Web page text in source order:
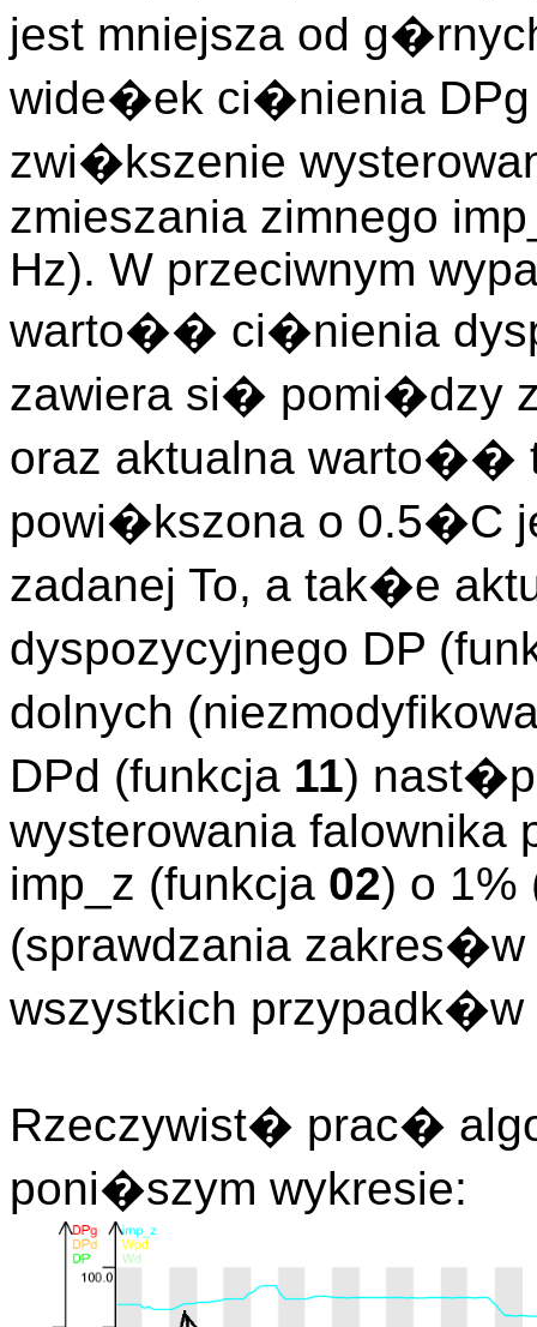
jest mniejsza od
wide�ek ci�nienia
zwi�kszenie
zmieszania zimnego
Hz). W przeciwnym
warto�� ci�nienia
zawiera si� pomi�dzy
oraz aktualna warto��
powi�kszona o 0.5�C
zadanej To, a tak�e
dyspozycyjnego DP
dolnych
DPd (funkcja 11)
wysterowania falownika
imp_z (funkcja 02) o 1%
(sprawdzania zakres�w
wszystkich
Rzeczywist� prac�
poni�szym wykresie: